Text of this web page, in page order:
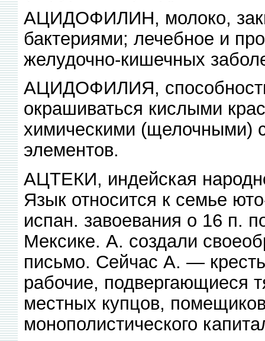
АЦИДОФИЛИН, молоко,
бактериями; лечебное и
желудочно-кишечных
АЦИДОФИЛИЯ, способность
окрашиваться кислыми
химическими (щелочными)
элементов.
АЦТЕКИ, индейская
Язык относится к семье
испан. завоевания о 16 п.
Мексике. А. создали
письмо. Сейчас А. —
рабочие, подвергающиеся
местных купцов,
монополистического